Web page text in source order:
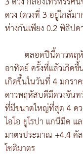
ดวง (ดวงที่ 3 อยู่ใกล้ม
ห่างกันเพียง 0.2 พิลิป
ตลอดปีนี้ดาวพฤ
อาทิตย์ ครั้งที่แล้วเกิด
เกิดขึ้นในวันที่ 4 มกรา
ดาวพฤหัสบดีมีดวงจันท
ที่มีขนาดใหญ่ที่สุด 4 ดว
ไอโอ ยูโรปา แกนีมีด
มาตรประมาณ +4.4 คั
โชติมาตร